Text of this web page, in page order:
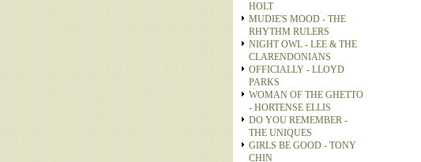
HOLT
MUDIE'S MOOD - THE
RHYTHM RULERS
NIGHT OWL - LEE & THE
CLARENDONIANS
OFFICIALLY - LLOYD
PARKS
WOMAN OF THE GHETTO
- HORTENSE ELLIS
DO YOU REMEMBER -
THE UNIQUES
GIRLS BE GOOD - TONY
CHIN